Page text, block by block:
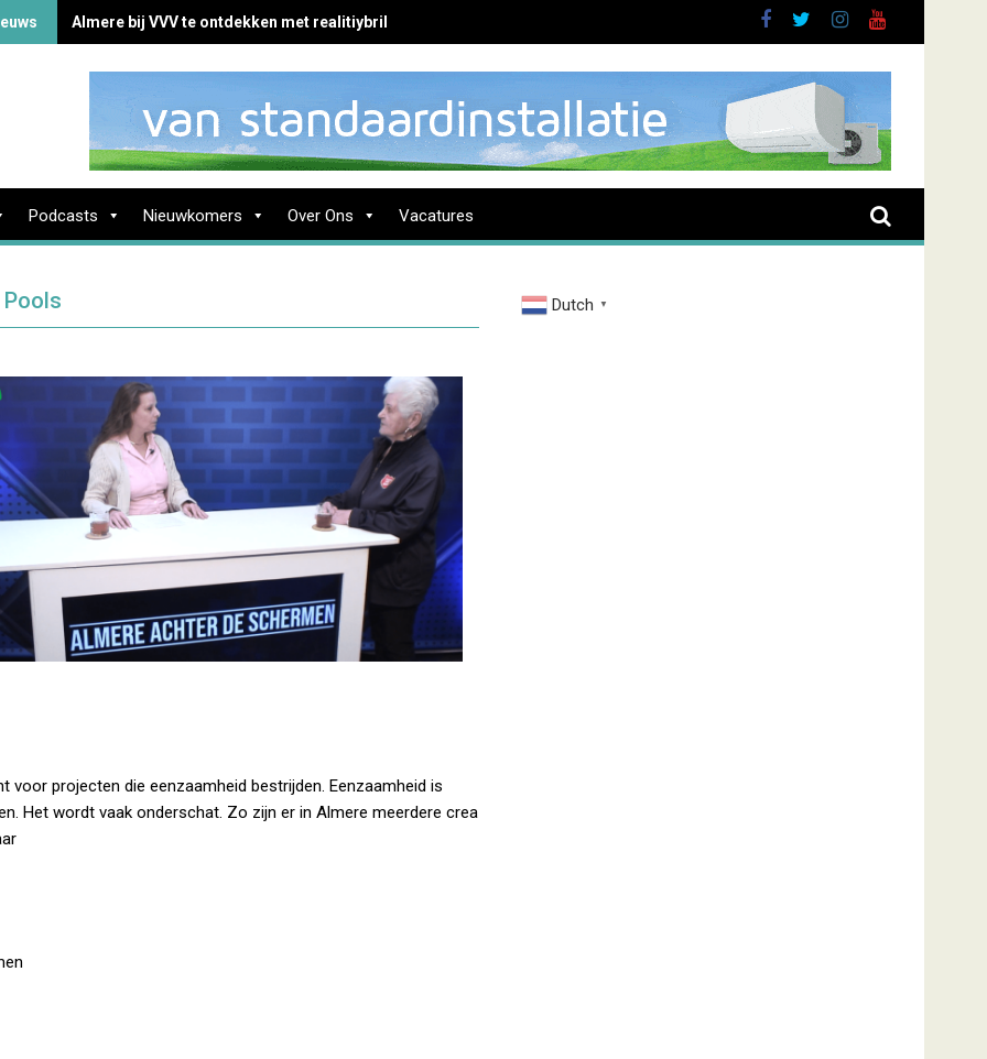
Almere bij VVV te ontdekken met realitiybril
Podcasts Nieuwkomers Over Ons Vacatures
voor projecten die eenzaamheid bestrijden. Eenzaamheid is
Het wordt vaak onderschat. Zo zijn er in Almere meerdere crea
Dutch ▼